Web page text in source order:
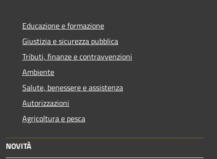
Educazione e formazione
Giustizia e sicurezza pubblica
Tributi, finanze e contravvenzioni
Ambiente
Salute, benessere e assistenza
Autorizzazioni
Agricoltura e pesca
NOVITÀ